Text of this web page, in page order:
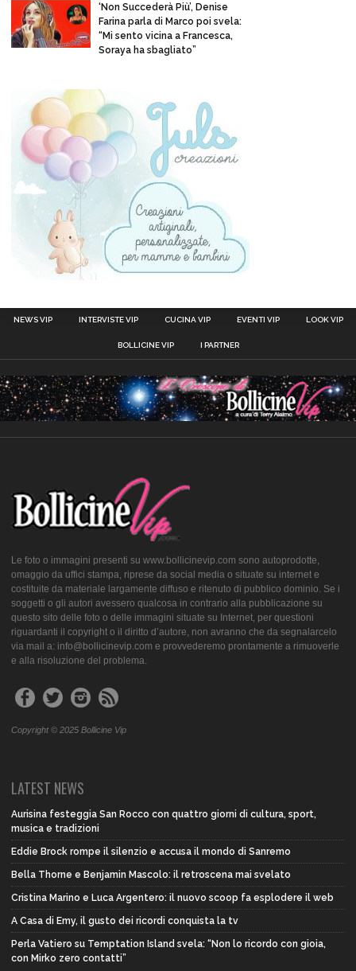
‘Non Succederà Più’, Denise
Farina parla di Marco poi svela:
“Mi sento vicina a Francesca,
Soraya ha sbagliato”
NEWS VIP INTERVISTE VIP CUCINA VIP EVENTI VIP LOOK VIP
BOLLICINE VIP I PARTNER
Le foto o immagini presenti su www.bollicinevip.com sono autoprodotte,
omaggio da uffici stampa, riprese da social media o situate su internet e
costituite da materiale largamente diffuso e ritenuto di pubblico dominio. Se i
soggetti o gli autori avessero qualcosa in contrario alla pubblicazione su
questo sito delle foto o delle immagini situate su Internet, per questioni
riguardanti il copyright o il diritto d’autore, non avranno che da segnalarcelo
via mail a: info@bollicinevip.com e provvederemo prontamente a rimuoverle
e alla risoluzione del problema.
Copyright © 2025 Bollicine Vip
LATEST NEWS
Aurisina festeggia San Rocco con quattro giorni di cultura, sport,
musica e tradizioni
Eddie Brock rompe il silenzio e accusa il mondo di Sanremo
Bella Thorne e Benjamin Mascolo: il retroscena mai svelato
Cristina Marino e Luca Argentero: il nuovo scoop fa esplodere il web
A Casa di Emy, il gusto dei ricordi conquista la tv
Perla Vatiero su Temptation Island svela: “Non lo ricordo con gioia,
con Mirko zero contatti”